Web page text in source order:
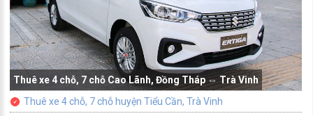
Thuê xe 4 chỗ, 7 chỗ Cao Lãnh, Đồng Tháp ⇔ Trà Vinh
Thuê xe 4 chỗ, 7 chỗ huyện Tiểu Cần, Trà Vinh